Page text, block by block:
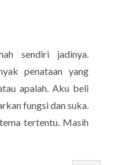
sendiri jadinya.
penataan yang
apalah. Aku beli
fungsi dan suka.
tertentu. Masih